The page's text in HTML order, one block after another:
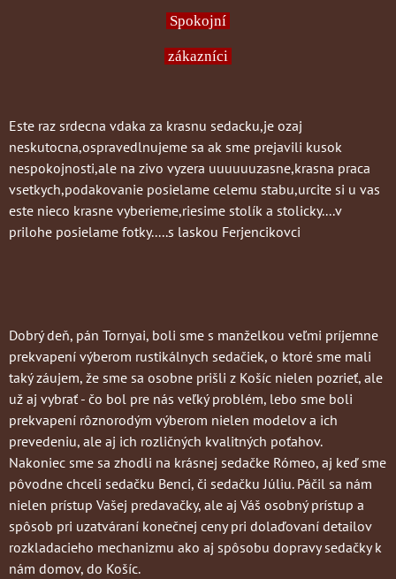
Spokojní
zákazníci
Este raz srdecna vdaka za krasnu sedacku,je ozaj
neskutocna,ospravedlnujeme sa ak sme prejavili kusok
nespokojnosti,ale na zivo vyzera uuuuuuzasne,krasna praca
vsetkych,podakovanie posielame celemu stabu,urcite si u vas
este nieco krasne vyberieme,riesime stolík a stolicky....v
prilohe posielame fotky.....s laskou Ferjencikovci
Dobrý deň, pán Tornyai, boli sme s manželkou veľmi príjemne
prekvapení výberom rustikálnych sedačiek, o ktoré sme mali
taký záujem, že sme sa osobne prišli z Košíc nielen pozrieť, ale
už aj vybrať - čo bol pre nás veľký problém, lebo sme boli
prekvapení rôznorodým výberom nielen modelov a ich
prevedeniu, ale aj ich rozličných kvalitných poťahov.
Nakoniec sme sa zhodli na krásnej sedačke Rómeo, aj keď sme
pôvodne chceli sedačku Benci, či sedačku Júliu. Páčil sa nám
nielen prístup Vašej predavačky, ale aj Váš osobný prístup a
spôsob pri uzatváraní konečnej ceny pri dolaďovaní detailov
rozkladacieho mechanizmu ako aj spôsobu dopravy sedačky k
nám domov, do Košíc.